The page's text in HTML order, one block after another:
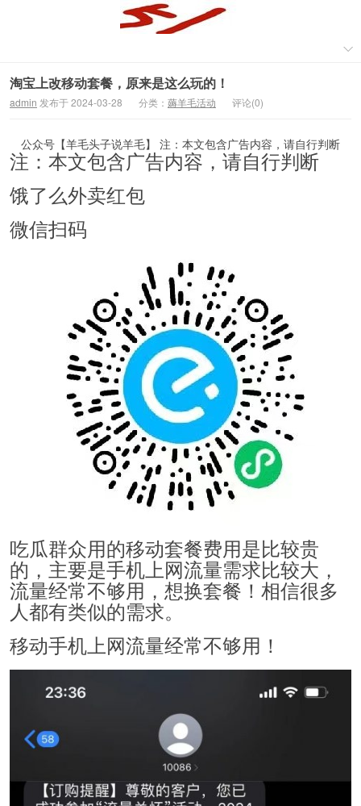
淘宝上改移动套餐，原来是这么玩的！
admin 发布于 2024-03-28 分类： 薅羊毛活动 评论(0)
公众号【羊毛头子说羊毛】 注：本文包含广告内容，请自行判断
注：本文包含广告内容，请自行判断
饿了么外卖红包
微信扫码
吃瓜群众用的移动套餐费用是比较贵
的，主要是手机上网流量需求比较大，
流量经常不够用，想换套餐！相信很多
人都有类似的需求。
移动手机上网流量经常不够用！